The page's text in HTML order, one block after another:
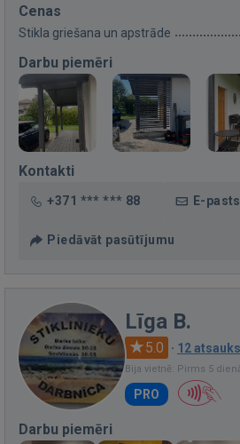
Cenas
Stikla griešana un apstrāde
Darbu piemēri
Kontakti
+371 *** *** 88 E-pasts
Piedāvāt pasūtījumu
Līga B.
5.0 · 12
Bija vietnē: Pirms 5
PRO
Darbu piemēri